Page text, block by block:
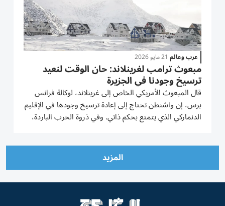
عرب وعالم 21 مايو 2026
مبعوث ترامب لغرينلاند: حان الوقت لنعيد
ترسيخ وجودنا في الجزيرة
قال المبعوث الأمريكي الخاص إلى غرينلاند، لوكالة فرانس
برس، إن واشنطن تحتاج إلى إعادة ترسيخ وجودها في الإقليم
الدنماركي الذي يتمتع بحكم ذاتي. وفي ذروة الحرب الباردة،
المزيد